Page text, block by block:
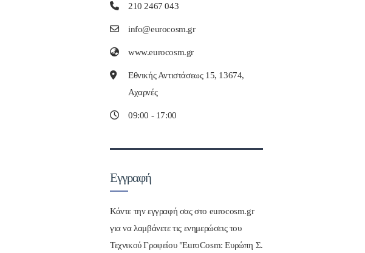
210 2467 043
info@eurocosm.gr
www.eurocosm.gr
Εθνικής Αντιστάσεως 15, 13674,
Αχαρνές
09:00 - 17:00
Εγγραφή
Κάντε την εγγραφή σας στο eurocosm.gr
για να λαμβάνετε τις ενημερώσεις του
Τεχνικού Γραφείου "EuroCosm: Ευρώπη Σ.